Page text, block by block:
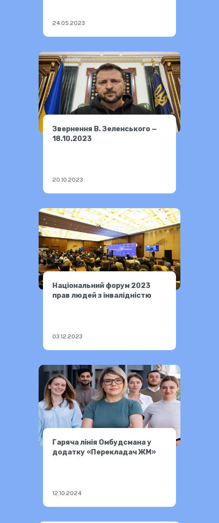
24.05.2023
Звернення В. Зеленського —
18.10.2023
20.10.2023
Національний форум 2023
прав людей з інвалідністю
03.12.2023
Гаряча лінія Омбудсмана у
додатку «Перекладач ЖМ»
12.10.2024